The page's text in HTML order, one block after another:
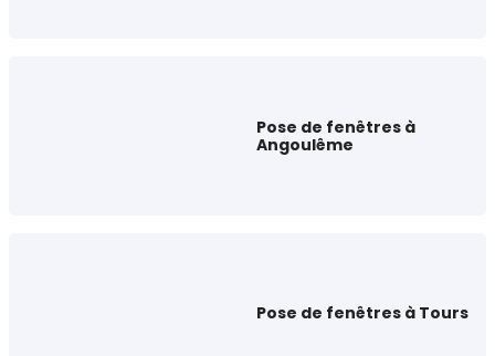
Pose de fenêtres à
Angoulême
Pose de fenêtres à Tours